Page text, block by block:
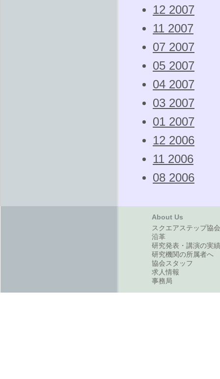
12 2007
11 2007
07 2007
05 2007
04 2007
03 2007
01 2007
12 2006
11 2006
08 2006
About Us
スクエアステップ協
沿革
研究発表・講演の実績
研究機関の所属者へ
協会スタッフ
求人情報
事務局